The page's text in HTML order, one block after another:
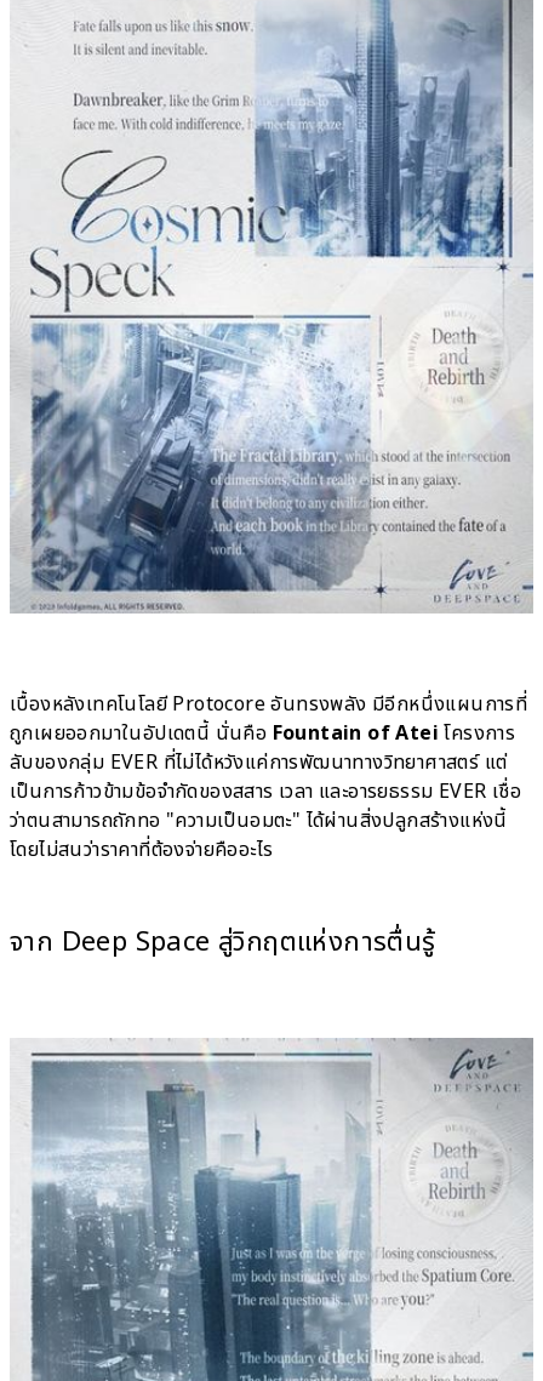
เบื้องหลังเทคโนโลยี Protocore อันทรงพลัง มีอีกหนึ่งแผนการที่
ถูกเผยออกมาในอัปเดตนี้ นั่นคือ Fountain of Atei โครงการ
ลับของกลุ่ม EVER ที่ไม่ได้หวังแค่การพัฒนาทางวิทยาศาสตร์ แต่
เป็นการก้าวข้ามข้อจำกัดของสสาร เวลา และอารยธรรม EVER เชื่อ
ว่าตนสามารถถักทอ "ความเป็นอมตะ" ได้ผ่านสิ่งปลูกสร้างแห่งนี้
โดยไม่สนว่าราคาที่ต้องจ่ายคืออะไร
จาก Deep Space สู่วิกฤตแห่งการตื่นรู้